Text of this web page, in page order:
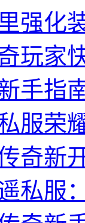
强化
玩家
手指
服荣
奇新
私服